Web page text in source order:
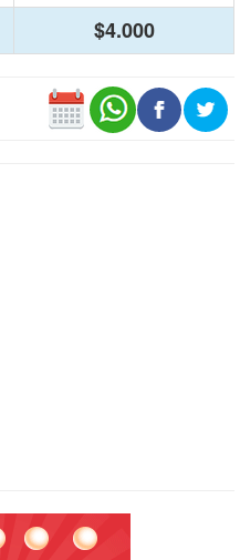
$4.000